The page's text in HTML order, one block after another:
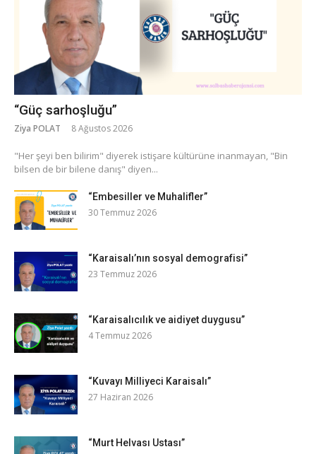
“Güç sarhoşluğu”
Ziya POLAT 8 Ağustos 2026
​"Her şeyi ben bilirim" diyerek istişare kültürüne inanmayan, "Bin
bilsen de bir bilene danış" diyen...
“Embesiller ve Muhalifler”
30 Temmuz 2026
“Karaisalı’nın sosyal demografisi”
23 Temmuz 2026
“Karaisalıcılık ve aidiyet duygusu”
4 Temmuz 2026
“Kuvayı Milliyeci Karaisalı”
27 Haziran 2026
“Murt Helvası Ustası”